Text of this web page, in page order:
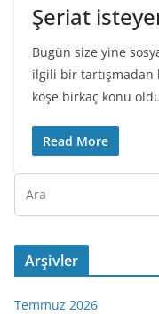
Şeriat
Bugün size yine
ilgili bir tartışmadan
köşe birkaç konu
Read More
Arşivler
Temmuz 2026